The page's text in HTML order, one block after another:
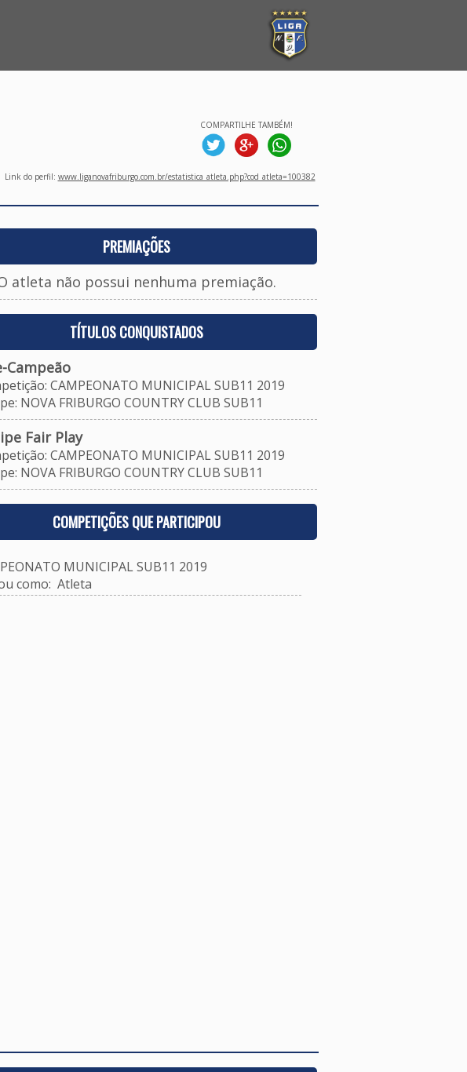
COMPARTILHE TAMBÉM!
Link do perfil: www.liganovafriburgo.com.br/estatistica_atleta.php?cod_atleta=100382
PREMIAÇÕES
atleta não possui nenhuma premiação.
TÍTULOS CONQUISTADOS
Campeão
CAMPEONATO MUNICIPAL SUB11 2019
NOVA FRIBURGO COUNTRY CLUB SUB11
Fair Play
CAMPEONATO MUNICIPAL SUB11 2019
NOVA FRIBURGO COUNTRY CLUB SUB11
COMPETIÇÕES QUE PARTICIPOU
MUNICIPAL SUB11 2019
como: Atleta